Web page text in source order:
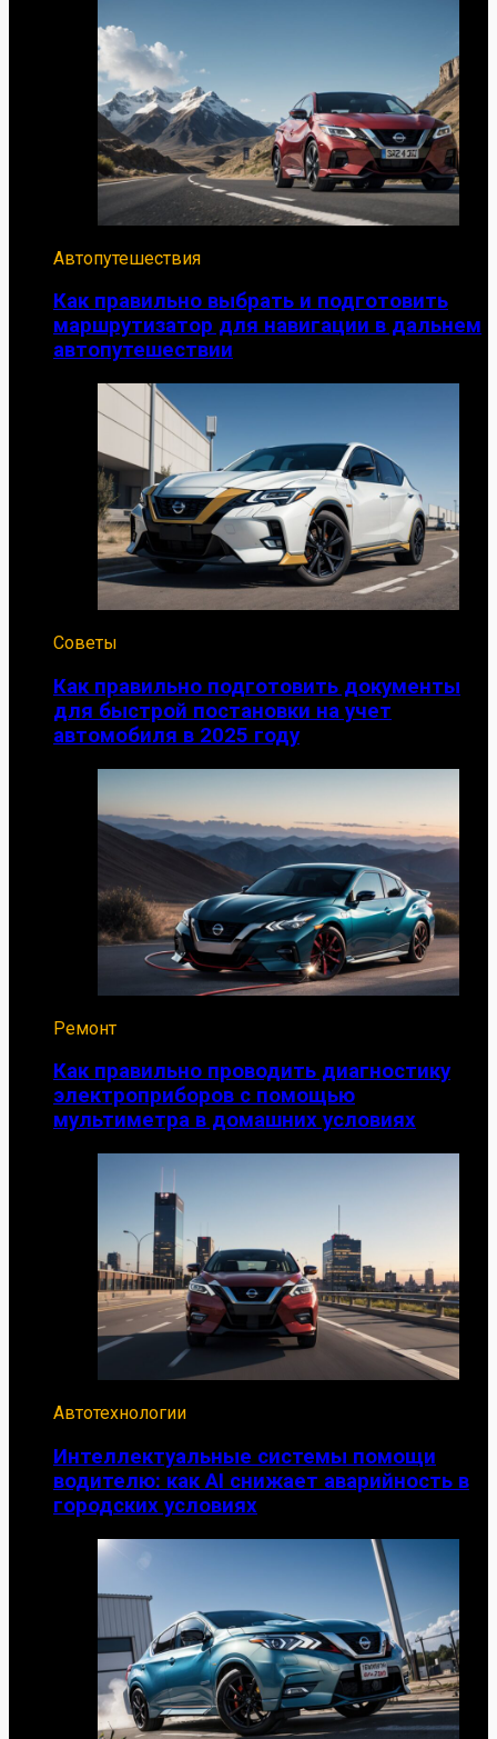
Автопутешествия
Как правильно выбрать и подготовить
маршрутизатор для навигации в дальнем
автопутешествии
Советы
Как правильно подготовить документы
для быстрой постановки на учет
автомобиля в 2025 году
Ремонт
Как правильно проводить диагностику
электроприборов с помощью
мультиметра в домашних условиях
Автотехнологии
Интеллектуальные системы помощи
водителю: как AI снижает аварийность в
городских условиях